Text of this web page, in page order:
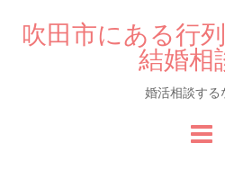
吹田市にある行
結婚相
婚活相談する